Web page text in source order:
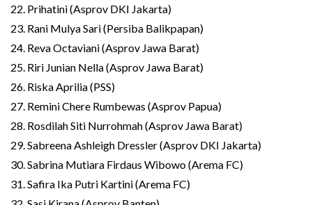
22. Prihatini (Asprov DKI Jakarta)
23. Rani Mulya Sari (Persiba Balikpapan)
24. Reva Octaviani (Asprov Jawa Barat)
25. Riri Junian Nella (Asprov Jawa Barat)
26. Riska Aprilia (PSS)
27. Remini Chere Rumbewas (Asprov Papua)
28. Rosdilah Siti Nurrohmah (Asprov Jawa Barat)
29. Sabreena Ashleigh Dressler (Asprov DKI Jakarta)
30. Sabrina Mutiara Firdaus Wibowo (Arema FC)
31. Safira Ika Putri Kartini (Arema FC)